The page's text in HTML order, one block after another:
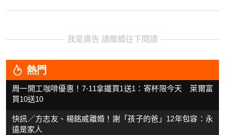
我是廣告 請繼續往下閱讀
熱門
周一開工咖啡優惠！7-11拿鐵買1送1：寄杯限今天 萊爾富
買10送10
快訊／方志友、楊銘威離婚！謝「孩子的爸」12年包容：永
遠是家人